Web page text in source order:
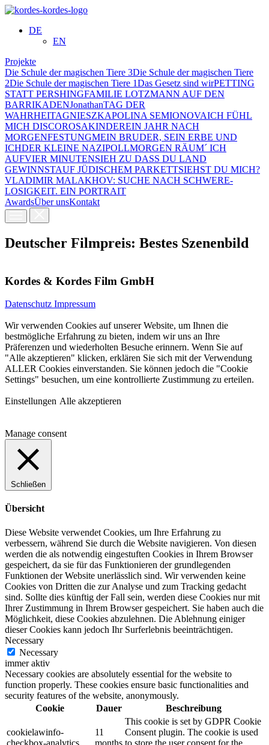
DE
EN
Projekte
Die Schule der magischen Tiere 3Die Schule der magischen Tiere
2Die Schule der magischen Tiere 1Das Gesetz sind wirPETTING
STATT PERSHINGFAMILIE LOTZMANN AUF DEN
BARRIKADENJonathanTAG DER
WAHRHEITAGNIESZKAPOLINA SEMIONOVAICH FÜHL
MICH DISCOROSAKINDEREIN JAHR NACH
MORGENFESTUNGMEIN BRUDER, SEIN ERBE UND
ICHDER KLEINE NAZIPOLLMORGEN RÄUM´ ICH
AUFVIER MINUTENSIEH ZU DASS DU LAND
GEWINNSTAUF JÜDISCHEM PARKETTSIEHST DU MICH?
VLADIMIR MALAKHOV: SUCHE NACH SCHWERE­
LOSIGKEIT. EIN PORTRAIT
AwardsÜber unsKontakt
Deutscher Filmpreis: Bestes Szenenbild
Kordes & Kordes Film GmbH
Datenschutz Impressum
Wir verwenden Cookies auf unserer Website, um Ihnen die
bestmögliche Erfahrung zu bieten, indem wir uns an Ihre
Präferenzen und wiederholten Besuche erinnern. Wenn Sie auf
"Alle akzeptieren" klicken, erklären Sie sich mit der Verwendung
ALLER Cookies einverstanden. Sie können jedoch die "Cookie
Settings" besuchen, um eine kontrollierte Zustimmung zu erteilen.
Einstellungen Alle akzeptieren
Manage consent
Schließen
Übersicht
Diese Website verwendet Cookies, um Ihre Erfahrung zu
verbessern, während Sie durch die Website navigieren. Von diesen
werden die als notwendig eingestuften Cookies in Ihrem Browser
gespeichert, da sie für das Funktionieren der grundlegenden
Funktionen der Website unerlässlich sind. Wir verwenden keine
Cookies von Dritten die zur Analyse und zum Tracking gedacht
sind. Sollte dies künftig der Fall sein, werden diese Cookies nur mit
Ihrer Zustimmung in Ihrem Browser gespeichert. Sie haben auch die
Möglichkeit, diese Cookies abzulehnen. Die Ablehnung einiger
dieser Cookies kann jedoch Ihr Surferlebnis beeinträchtigen.
Necessary
Necessary
immer aktiv
Necessary cookies are absolutely essential for the website to
function properly. These cookies ensure basic functionalities and
security features of the website, anonymously.
Cookie
Dauer Beschreibung
cookielawinfo-
checkbox-analytics
11
months
This cookie is set by GDPR Cookie
Consent plugin. The cookie is used
to store the user consent for the